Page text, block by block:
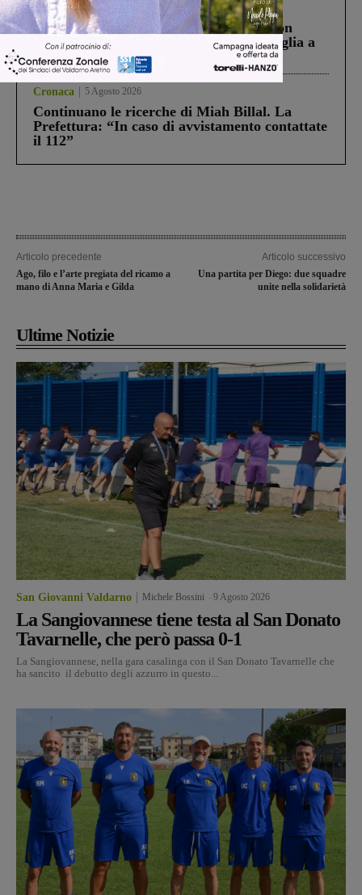
Cronaca 3 Agosto 2026
Scomparso da una struttura di Castiglion
Fiorentino l’uomo che aveva ucciso la figlia a
Levane nel 2020
Cronaca 5 Agosto 2026
Continuano le ricerche di Miah Billal. La
Prefettura: “In caso di avvistamento contattate
il 112”
Articolo precedente
Ago, filo e l’arte pregiata del ricamo a
mano di Anna Maria e Gilda
Articolo successivo
Una partita per Diego: due squadre
unite nella solidarietà
Ultime Notizie
San Giovanni Valdarno Michele Bossini 9 Agosto 2026
La Sangiovannese tiene testa al San Donato
Tavarnelle, che però passa 0-1
La Sangiovannese, nella gara casalinga con il San Donato Tavarnelle che
ha sancito il debutto degli azzurro in questo...